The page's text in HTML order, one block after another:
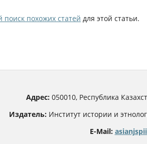
похожих статей для этой статьи.
Адрес:050010, Республика
Издатель: Институт истории и
E-Mail: